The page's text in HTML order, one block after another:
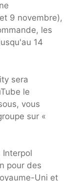
9 novembre),
les
14
sera
le
vous
sur «
Interpol
pour des
Uni et